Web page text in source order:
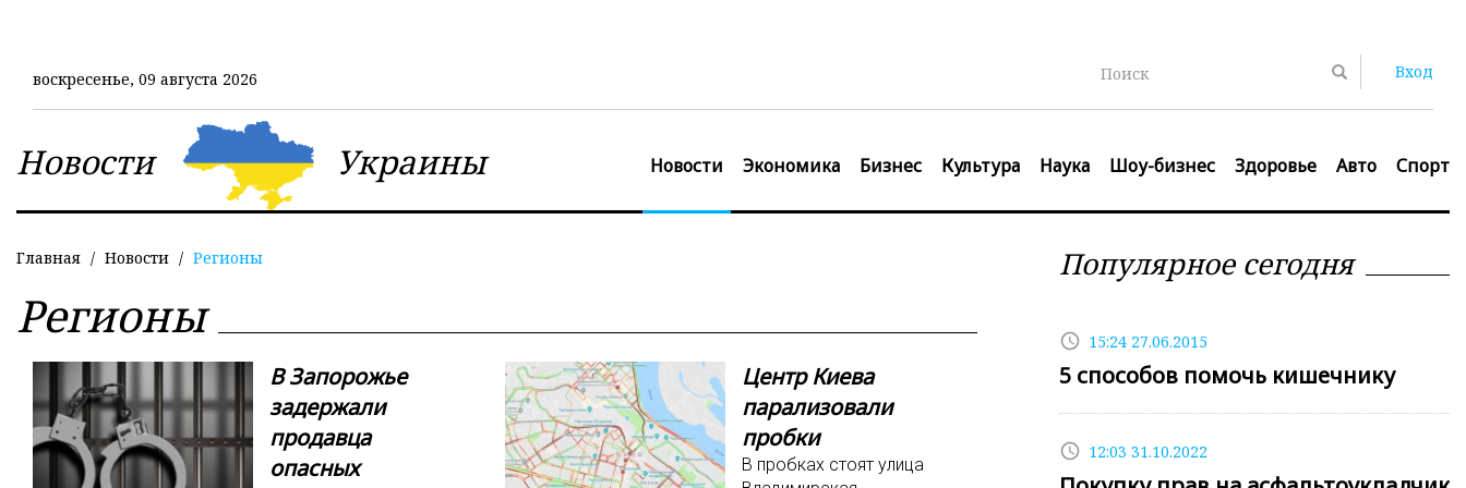
содержанию
воскресенье, 09 августа 2026
Вход
Новости Украины Новости Экономика Бизнес Культура Наука Шоу-бизнес Здоровье Авто Спорт
Главная Новости Регионы
Регионы
В Запорожье
задержали
продавца
опасных
Центр Киева
парализовали
пробки
В пробках стоят улица
Популярное сегодня
access_time 15:24 27.06.2015
5 способов помочь кишечнику
access_time 12:03 31.10.2022